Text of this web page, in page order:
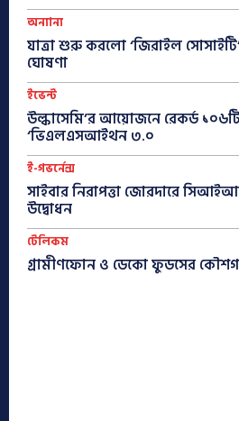
অন্যান্য
যাত্রা শুরু করলো ‘জিরাইল
ঘোষণা
ইভেন্ট
উল্কাসেমি’র আয়োজনে রেকর্ড
‘ভিএলএসআইথন ৩.০
ই-গভর্নেন্স
সাইবার নিরাপত্তা জোরদারে
উদ্বোধন
টেলিকম
গ্রামীণফোন ও ডেকো ফুডসের